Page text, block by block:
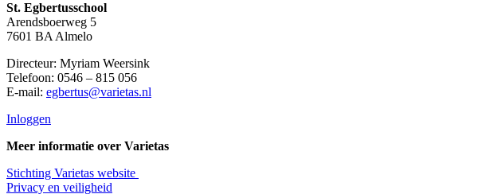
St. Egbertusschool
Arendsboerweg 5
7601 BA Almelo
Directeur: Myriam Weersink
Telefoon: 0546 – 815 056
E-mail: egbertus@varietas.nl
Inloggen
Meer informatie over Varietas
Stichting Varietas website
Privacy en veiligheid